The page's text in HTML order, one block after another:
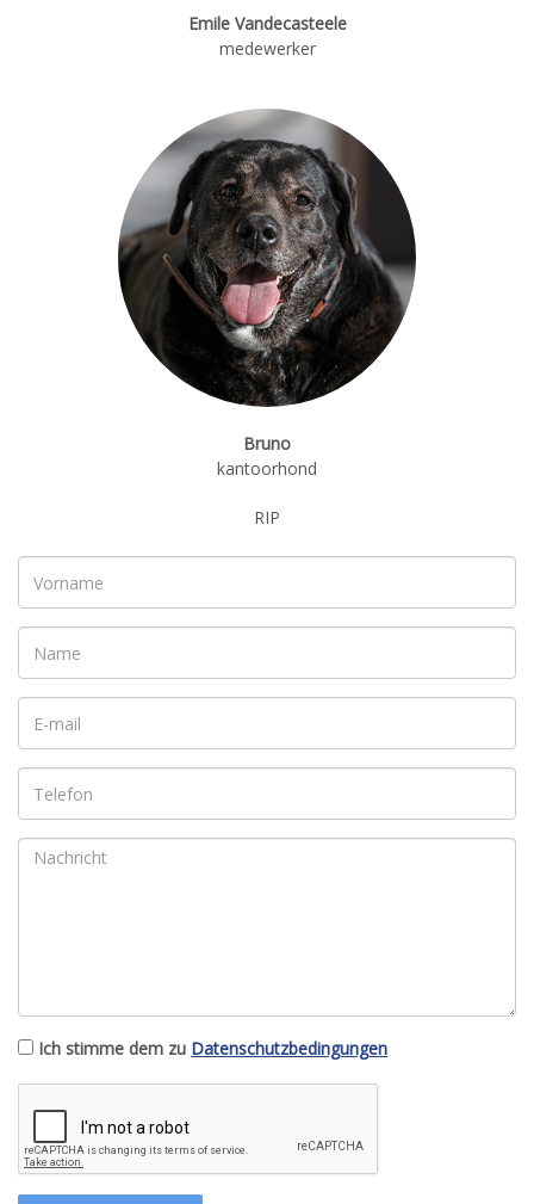
Emile Vandecasteele
medewerker
Bruno
kantoorhond
RIP
Ich stimme dem zu Datenschutzbedingungen